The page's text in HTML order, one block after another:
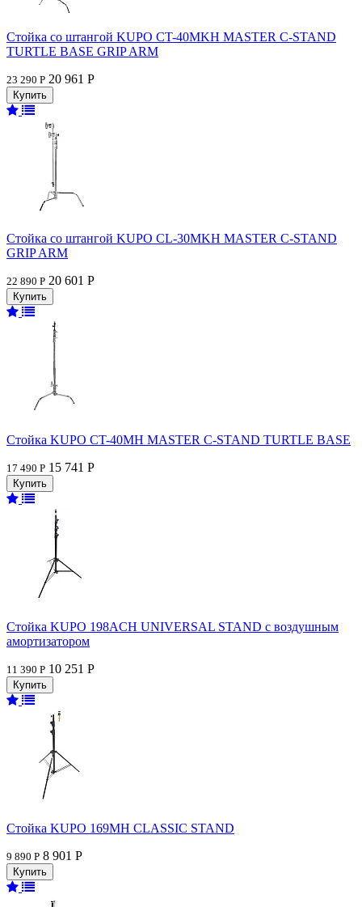
Стойка со штангой KUPO CT-40MKH MASTER C-STAND
TURTLE BASE GRIP ARM
23 290 Р 20 961 Р
Стойка со штангой KUPO CL-30MKH MASTER C-STAND
GRIP ARM
22 890 Р 20 601 Р
Стойка KUPO CT-40MH MASTER C-STAND TURTLE BASE
17 490 Р 15 741 Р
Стойка KUPO 198ACH UNIVERSAL STAND с воздушным
амортизатором
11 390 Р 10 251 Р
Стойка KUPO 169MH CLASSIC STAND
9 890 Р 8 901 Р